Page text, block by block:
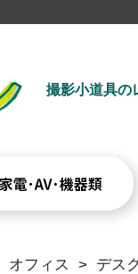
撮影小道具の
オフィス > デスク